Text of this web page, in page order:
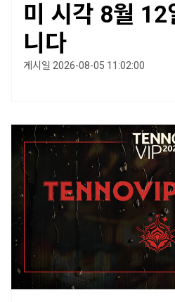
미 시각 8월 12
니다
게시일 2026-08-05 11:02:00